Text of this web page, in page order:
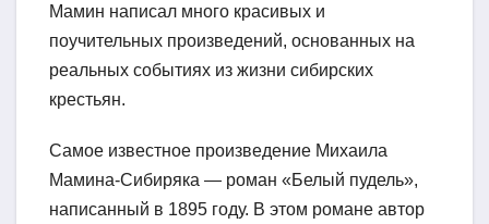
Мамин написал много красивых и
поучительных произведений, основанных на
реальных событиях из жизни сибирских
крестьян.
Самое известное произведение Михаила
Мамина-Сибиряка — роман «Белый пудель»,
написанный в 1895 году. В этом романе автор